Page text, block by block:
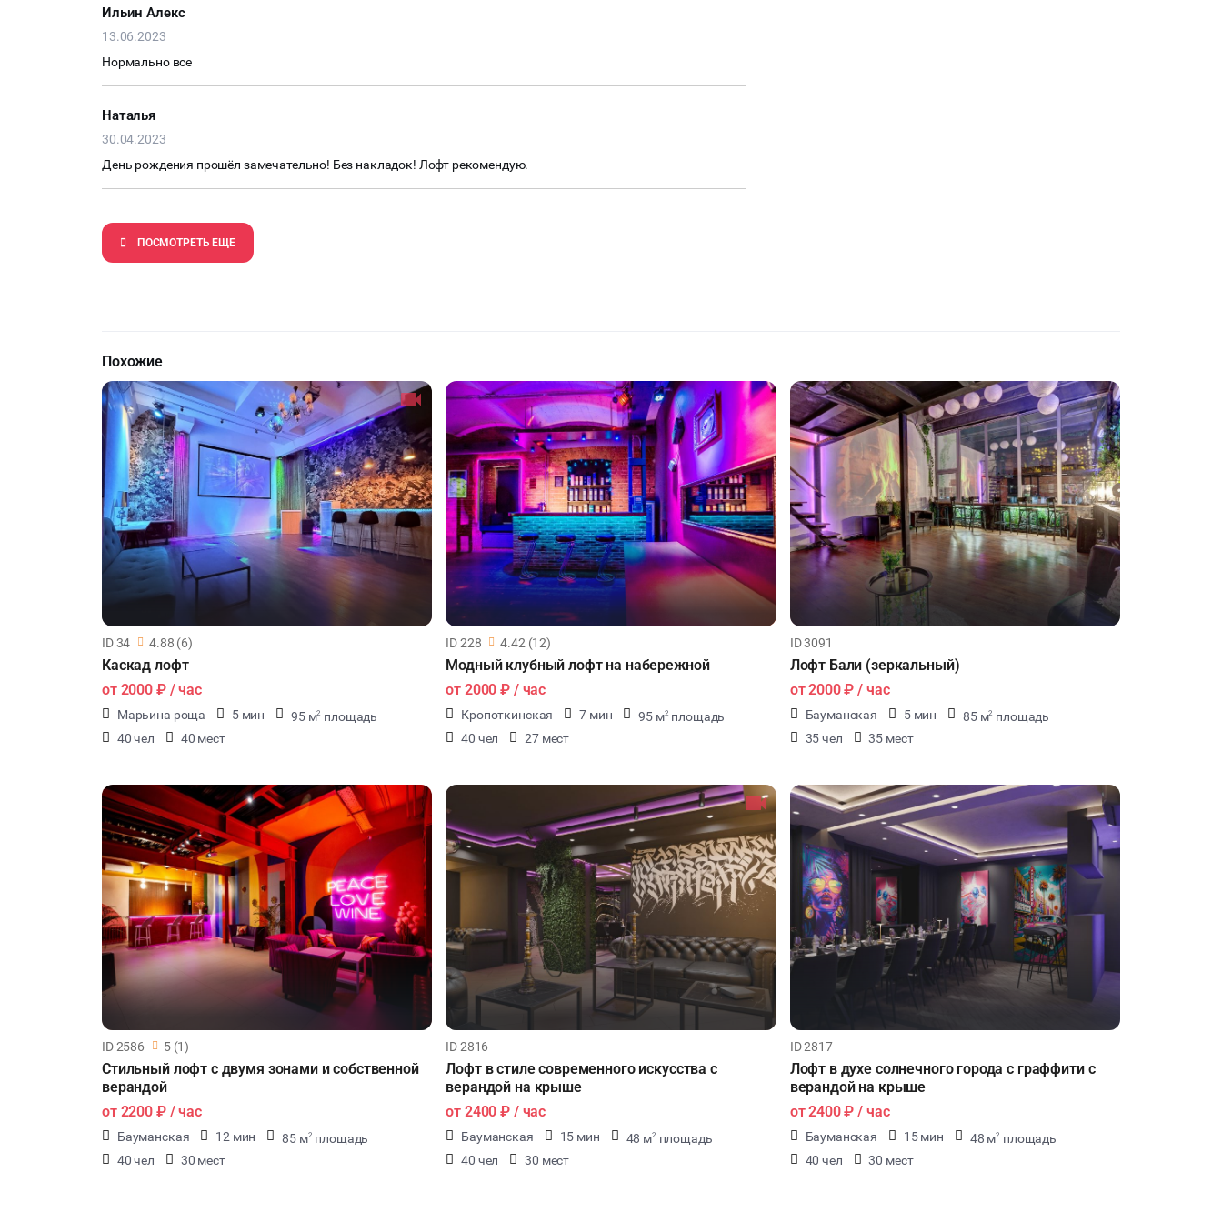
Ильин Алекс
13.06.2023
Нормально все
Наталья
30.04.2023
День рождения прошёл замечательно! Без накладок! Лофт рекомендую.
ПОCМОТРЕТЬ ЕЩЕ
Похожие
ID 34 4.88 (6)
Каскад лофт
от 2000 ₽/ час
Марьина роща 5 мин 95 м2 площадь
40 чел
40 мест
ID 228 4.42 (12)
Модный клубный лофт на набережной
от 2000 ₽ / час
Кропоткинская 7 мин 95 м2 площадь
40 чел
27 мест
ID 3091
Лофт Бали (зеркальный)
от2000 ₽ / час
Бауманская 5 мин 85 м2 площадь
35 чел
35 мест
ID 2586 5 (1)
Стильный лофт с двумя зонами и собственной
верандой
от 2200 ₽/ час
Бауманская 12 мин 85 м2 площадь
40 чел
30 мест
ID 2816
Лофт в стиле современного искусства с
верандой на крыше
от 2400 ₽ / час
Бауманская 15 мин 48 м2 площадь
40 чел
30 мест
ID 2817
Лофт в духе солнечного города с граффити с
верандой на крыше
от2400 ₽ / час
Бауманская 15 мин 48 м2 площадь
40 чел
30 мест